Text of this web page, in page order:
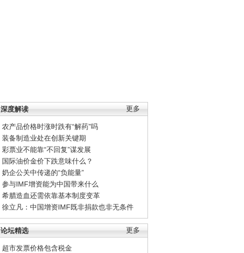
更多
深度解读
农产品价格时涨时跌有“解药”吗
装备制造业处在创新关键期
彩票业不能靠“不回复”谋发展
国际油价金价下跌意味什么？
奶企公关中传递的“负能量”
参与IMF增资能为中国带来什么
希腊造血还需依靠基本制度变革
徐立凡：中国增资IMF既非捐款也非无条件
更多
论坛精选
超市发票价格包含税金